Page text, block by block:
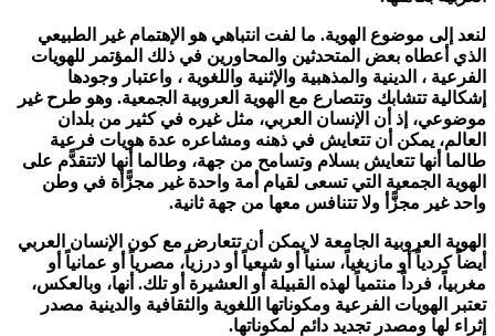
لنعد إلى موضوع الهوية. ما لفت انتباهي هو الإهتمام غير الطبيعي
الذي أعطاه بعض المتحدثين والمحاورين في ذلك المؤتمر للهويات
الفرعية ، الدينية والمذهبية والإثنية واللغوية ، واعتبار وجودها
إشكالية تتشابك وتتصارع مع الهوية العروبية الجمعية. وهو طرح غير
موضوعي، إذ أن الإنسان العربي، مثل غيره في كثير من بلدان
العالم، يمكن أن تتعايش في ذهنه ومشاعره عدة هويات فرعية
طالما أنها تتعايش بسلام وتسامح من جهة، وطالما أنها لاتتقدًّم على
الهوية الجمعية التي تسعى لقيام أمة واحدة غير مجزًّأة في وطن
واحد غير مجزًّأ ولا تتنافس معها من جهة ثانية.
الهوية العروبية الجامعة لا يمكن أن تتعارض مع كون الإنسان العربي
أيضاً كردياً أو مازيغياً، سنياً أو شيعياً أو درزياً، مصرياً أو عمانياً أو
مغربياً، فرداً منتمياً لهذه القبيلة أو العشيرة أو تلك. أنها، وبالعكس،
تعتبر الهويات الفرعية ومكوناتها اللغوية والثقافية والدينية مصدر
إثراء لها ومصدر تجديد دائم لمكوناتها.